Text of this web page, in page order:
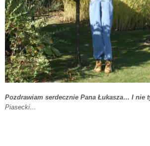
Pozdrawiam serdecznie Pana Łukasza… I nie
Piasecki…